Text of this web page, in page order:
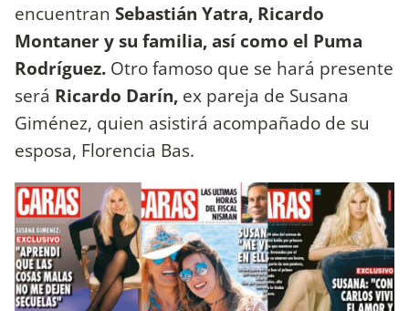
encuentran Sebastián Yatra, Ricardo
Montaner y su familia, así como el Puma
Rodríguez. Otro famoso que se hará presente
será Ricardo Darín, ex pareja de Susana
Giménez, quien asistirá acompañado de su
esposa, Florencia Bas.